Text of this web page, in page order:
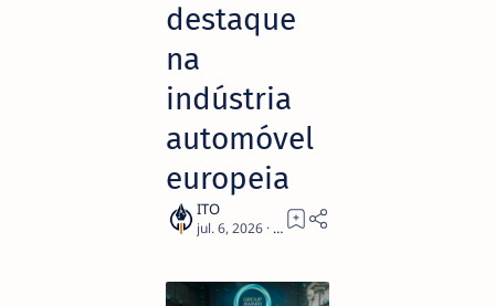
destaque
na
indústria
automóvel
europeia
2